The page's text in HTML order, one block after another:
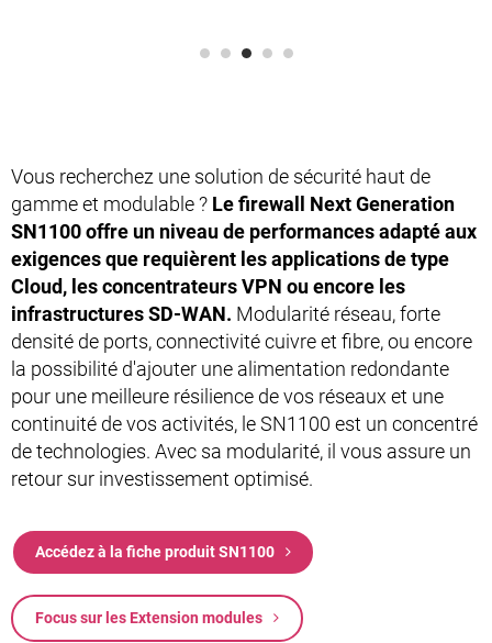
Vous recherchez une solution de sécurité haut de
gamme et modulable ? Le firewall Next Generation
SN1100 offre un niveau de performances adapté aux
exigences que requièrent les applications de type
Cloud, les concentrateurs VPN ou encore les
infrastructures SD-WAN. Modularité réseau, forte
densité de ports, connectivité cuivre et fibre, ou encore
la possibilité d'ajouter une alimentation redondante
pour une meilleure résilience de vos réseaux et une
continuité de vos activités, le SN1100 est un concentré
de technologies. Avec sa modularité, il vous assure un
retour sur investissement optimisé.
Accédez à la fiche produit SN1100
Focus sur les Extension modules